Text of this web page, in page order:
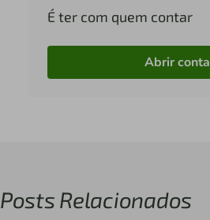
É ter com quem contar
Abrir conta
Posts Relacionados